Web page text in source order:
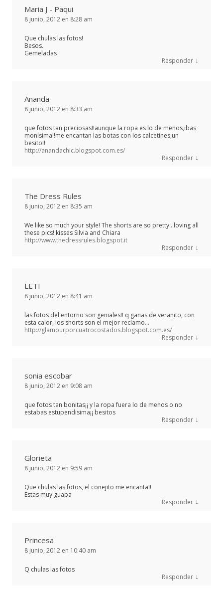
Maria J - Paqui
8 junio, 2012 en 8:28 am
Que chulas las fotos!
Besos.
Gemeladas
Responder ↓
Ananda
8 junio, 2012 en 8:33 am
que fotos tan preciosas!!aunque la ropa es lo de menos,ibas
monísima!!me encantan las botas con los calcetines,un
besito!!
http://anandachic.blogspot.com.es/
Responder ↓
The Dress Rules
8 junio, 2012 en 8:35 am
We like so much your style! The shorts are so pretty…loving all
these pics! kisses Silvia and Chiara
http://www.thedressrules.blogspot.it
Responder ↓
LETI
8 junio, 2012 en 8:41 am
las fotos del entorno son geniales!! q ganas de veranito, con
esta calor, los shorts son el mejor reclamo…
http://glamourporcuatrocostados.blogspot.com.es/
Responder ↓
sonia escobar
8 junio, 2012 en 9:08 am
que fotos tan bonitas¡¡ y la ropa fuera lo de menos o no
estabas estupendisima¡¡ besitos
Responder ↓
Glorieta
8 junio, 2012 en 9:59 am
Que chulas las fotos, el conejito me encanta!!
Estas muy guapa
Responder ↓
Princesa
8 junio, 2012 en 10:40 am
Q chulas las fotos
Responder ↓